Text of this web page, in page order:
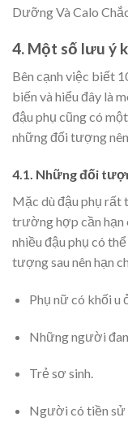
Dưỡng Và Calo
4. Một số lưu ý
Bên cạnh việc biết
biến và hiểu đây là
đậu phụ cũng có
những đối tượng
4.1. Những đối
Mặc dù đậu phụ rất
trường hợp cần hạn
nhiều đậu phụ có
tượng sau nên hạn
Phụ nữ có khối u
Những người
Trẻ sơ sinh.
Người có tiền sử